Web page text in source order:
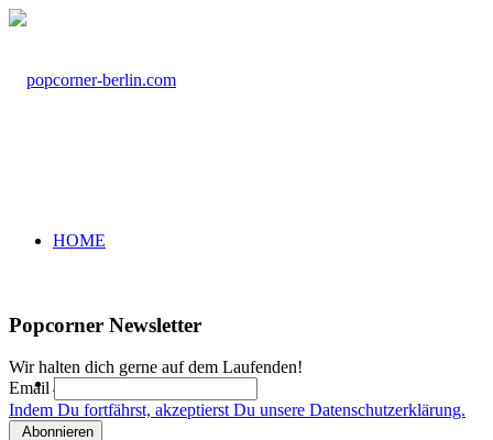
HOME
KURSE
Popcorner Newsletter
Wir halten dich gerne auf dem Laufenden!
Email
Indem Du fortfährst, akzeptierst Du unsere Datenschutzerklärung.